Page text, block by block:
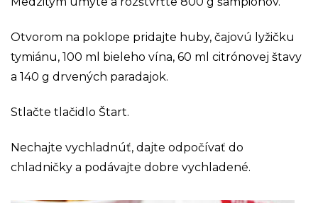
Otvorom na poklope pridajte huby, čajovú lyžičku
tymiánu, 100 ml bieleho vína, 60 ml citrónovej štavy
a 140 g drvených paradajok.
Stlačte tlačidlo Štart.
Nechajte vychladnúť, dajte odpočívať do
chladničky a podávajte dobre vychladené.